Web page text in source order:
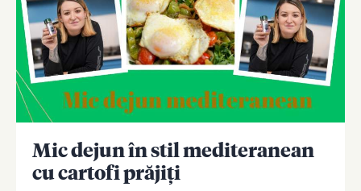
Mic dejun în stil mediteranean
cu cartofi prăjiți